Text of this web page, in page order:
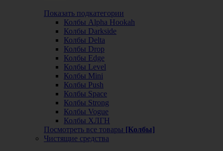
Показать подкатегории
Колбы Alpha Hookah
Колбы Darkside
Колбы Delta
Колбы Drop
Колбы Edge
Колбы Level
Колбы Mini
Колбы Push
Колбы Space
Колбы Strong
Колбы Vogue
Колбы ХЛГН
Посмотреть все товары [Колбы]
Чистящие средства